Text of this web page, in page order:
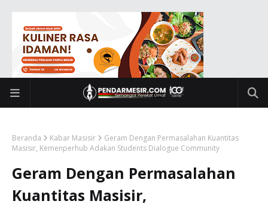
Beranda Kabar Masisir
Geram Dengan Permasalahan Kuantitas
Masisir, Kemenperhub Adakan Students Dialogue Community
Geram Dengan Permasalahan
Kuantitas Masisir,